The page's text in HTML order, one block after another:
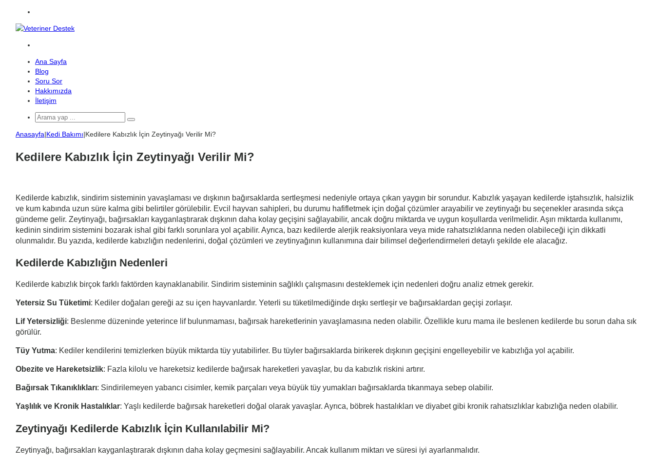
...
Ana Sayfa
Blog
Soru Sor
Hakkımızda
İletişim
Arama
yap
...
Anasayfa|Kedi Bakımı|Kedilere Kabızlık İçin Zeytinyağı Verilir Mi?
Kedilere Kabızlık İçin Zeytinyağı Verilir Mi?
Kedilerde kabızlık, sindirim sisteminin yavaşlaması ve dışkının bağırsaklarda sertleşmesi nedeniyle ortaya çıkan yaygın bir sorundur. Kabızlık yaşayan kedilerde iştahsızlık, halsizlik
ve kum kabında uzun süre kalma gibi belirtiler görülebilir. Evcil hayvan sahipleri, bu durumu hafifletmek için doğal çözümler arayabilir ve zeytinyağı bu seçenekler arasında sıkça
gündeme gelir. Zeytinyağı, bağırsakları kayganlaştırarak dışkının daha kolay geçişini sağlayabilir, ancak doğru miktarda ve uygun koşullarda verilmelidir. Aşırı miktarda kullanımı,
kedinin sindirim sistemini bozarak ishal gibi farklı sorunlara yol açabilir. Ayrıca, bazı kedilerde alerjik reaksiyonlara veya mide rahatsızlıklarına neden olabileceği için dikkatli
olunmalıdır. Bu yazıda, kedilerde kabızlığın nedenlerini, doğal çözümleri ve zeytinyağının kullanımına dair bilimsel değerlendirmeleri detaylı şekilde ele alacağız.
Kedilerde Kabızlığın Nedenleri
Kedilerde kabızlık birçok farklı faktörden kaynaklanabilir. Sindirim sisteminin sağlıklı çalışmasını desteklemek için nedenleri doğru analiz etmek gerekir.
Yetersiz Su Tüketimi: Kediler doğaları gereği az su içen hayvanlardır. Yeterli su tüketilmediğinde dışkı sertleşir ve bağırsaklardan geçişi zorlaşır.
Lif Yetersizliği: Beslenme düzeninde yeterince lif bulunmaması, bağırsak hareketlerinin yavaşlamasına neden olabilir. Özellikle kuru mama ile beslenen kedilerde bu sorun daha sık
görülür.
Tüy Yutma: Kediler kendilerini temizlerken büyük miktarda tüy yutabilirler. Bu tüyler bağırsaklarda birikerek dışkının geçişini engelleyebilir ve kabızlığa yol açabilir.
Obezite ve Hareketsizlik: Fazla kilolu ve hareketsiz kedilerde bağırsak hareketleri yavaşlar, bu da kabızlık riskini artırır.
Bağırsak Tıkanıklıkları: Sindirilemeyen yabancı cisimler, kemik parçaları veya büyük tüy yumakları bağırsaklarda tıkanmaya sebep olabilir.
Yaşlılık ve Kronik Hastalıklar: Yaşlı kedilerde bağırsak hareketleri doğal olarak yavaşlar. Ayrıca, böbrek hastalıkları ve diyabet gibi kronik rahatsızlıklar kabızlığa neden olabilir.
Zeytinyağı Kedilerde Kabızlık İçin Kullanılabilir Mi?
Zeytinyağı, bağırsakları kayganlaştırarak dışkının daha kolay geçmesini sağlayabilir. Ancak kullanım miktarı ve süresi iyi ayarlanmalıdır.